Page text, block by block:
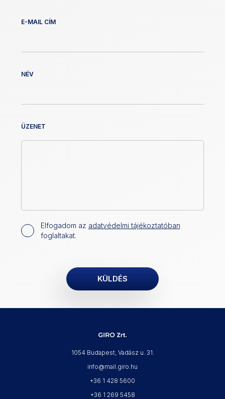
E-MAIL CÍM
NÉV
ÜZENET
Elfogadom az adatvédelmi tájékoztatóban
foglaltakat.
1054 Budapest, Vadász u. 31.
info@mail.giro.hu
+36 1 428 5600
+36 1 269 5458